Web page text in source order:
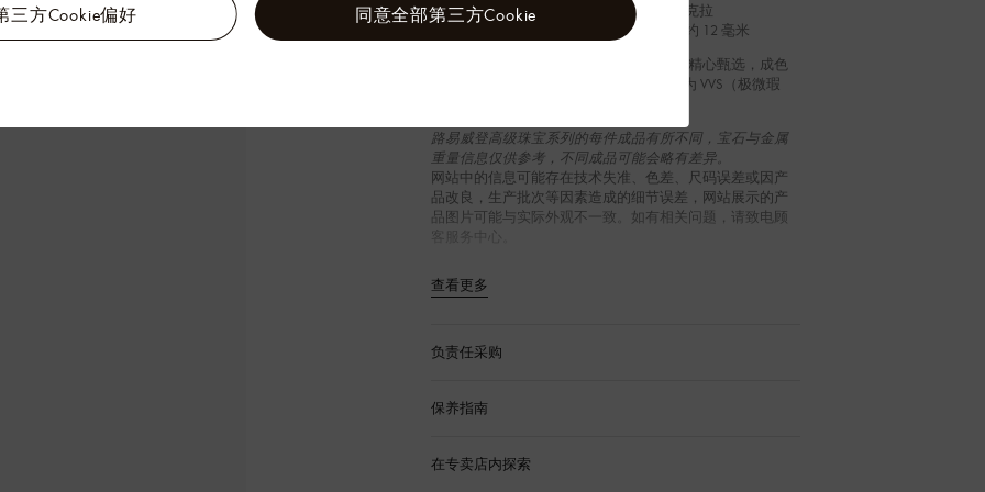
三方Cookie偏好 同意全部第三方Cookie
色）
重约 0.09 克拉
高度：约 12 毫米
路易威登高级珠宝作品的密镶钻石均经过精心甄选，成色
为 F（无色级‌）至 G（近无色级），净度为 VVS（极微瑕
路易威登高级珠宝系列的每件成品有所不同，宝石与金属
重量信息仅供参考，不同成品可能会略有差异。
网站中的信息可能存在技术失准、色差、尺码误差或因产
品改良，生产批次等因素造成的细节误差，网站展示的产
品图片可能与实际外观不一致。如有相关问题，请致电顾
客服务中心。
查看更多
负责任采购
保养指南
在专卖店内探索